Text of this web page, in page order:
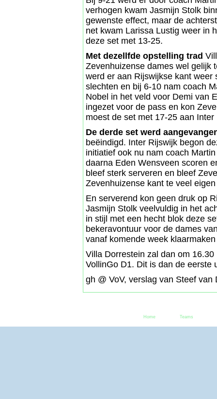
verhogen kwam Jasmijn Stolk
gewenste effect, maar de
net kwam Larissa Lustig weer in
deze set met 13-25.
Met dezellfde opstelling trad
Zevenhuizense dames wel gelijk
werd er aan Rijswijkse kant
slechten en bij 6-10 nam coach
Nobel in het veld voor Demi van
ingezet voor de pass en kon
moest de set met 17-25 aan
De derde set werd
beëindigd. Inter Rijswijk begon
initiatief ook nu nam coach
daarna Eden Wensveen scoren
bleef sterk serveren en bleef
Zevenhuizense kant te veel
En serverend kon geen druk op
Jasmijn Stolk veelvuldig in het
in stijl met een hecht blok deze
bekeravontuur voor de dames
vanaf komende week
Villa Dorrestein zal dan om
VollinGo D1. Dit is dan de eerste
gh @ VoV, verslag van Steef
Home Teams